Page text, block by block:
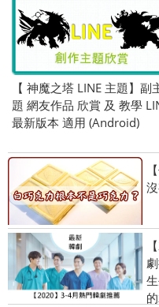
【 神魔之塔 LINE 主題】副
題 網友作品 欣賞 及 教學
最新版本 適用 (Android)